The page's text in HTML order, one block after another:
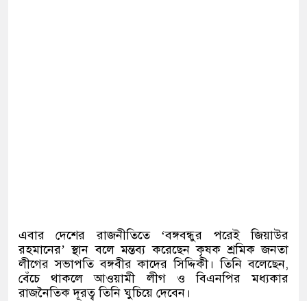
এবার দেশের রাজনীতিতে ‘বঙ্গবন্ধুর পরেই জিয়াউর
রহমানের’ স্থান বলে মন্তব্য করেছেন কৃষক শ্রমিক জনতা
লীগের সভাপতি বঙ্গবীর কাদের সিদ্দিকী। তিনি বলেছেন,
বেঁচে থাকলে আওয়ামী লীগ ও বিএনপির মধ্যকার
রাজনৈতিক দূরত্ব তিনি ঘুচিয়ে দেবেন।